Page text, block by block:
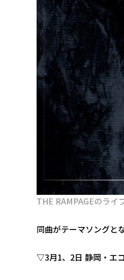
THE RAMPAGEのライ
同曲がテーマソングと
▽3月1、2日 静岡・エ